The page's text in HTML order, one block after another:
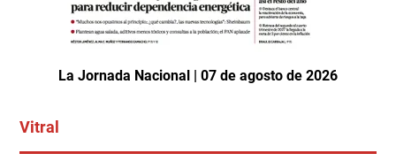
La Jornada Nacional | 07 de agosto de 2026
Vitral